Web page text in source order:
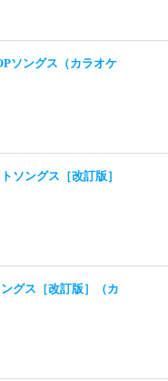
ソングス（カラオケ
ソングス［改訂版］
グス［改訂版］（カ